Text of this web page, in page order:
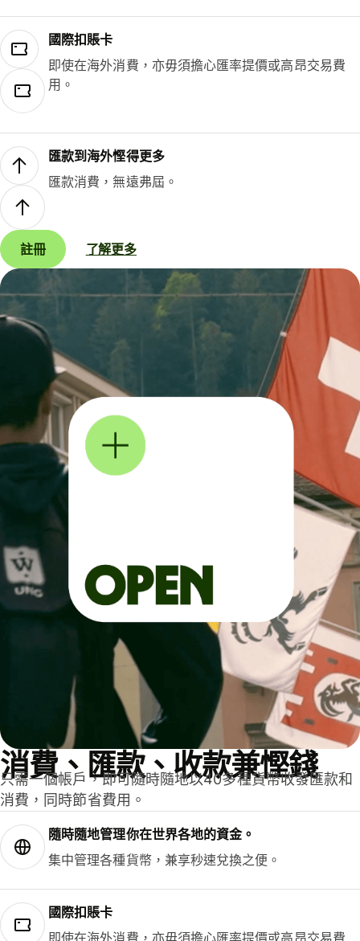
國際扣賬卡
即使在海外消費，亦毋須擔心匯率提價或高昂交易費
用。
匯款到海外慳得更多
匯款消費，無遠弗屆。
註冊 了解更多
消費、匯款、收款兼慳錢
只需一個帳戶，即可隨時隨地以40多種貨幣收發匯款和
消費，同時節省費用。
隨時隨地管理你在世界各地的資金。
集中管理各種貨幣，兼享秒速兌換之便。
國際扣賬卡